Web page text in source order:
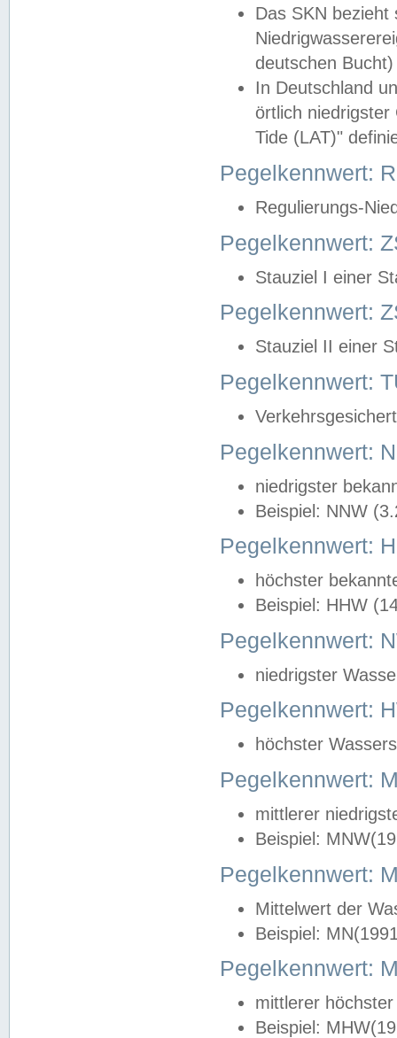
Das SKN
deutschen
In Deutschland
örtlich
Tide (LAT)"
Pegelkennwert:
Regulierungs-
Pegelkennwert:
Stauziel I einer
Pegelkennwert:
Stauziel II einer
Pegelkennwert:
Pegelkennwert:
niedrigster
Beispiel: NNW
Pegelkennwert:
höchster
Beispiel: HHW
Pegelkennwert:
niedrigster
Pegelkennwert:
höchster
Pegelkennwert:
mittlerer
Beispiel:
Pegelkennwert:
Mittelwert der
Beispiel:
Pegelkennwert:
mittlerer
Beispiel: